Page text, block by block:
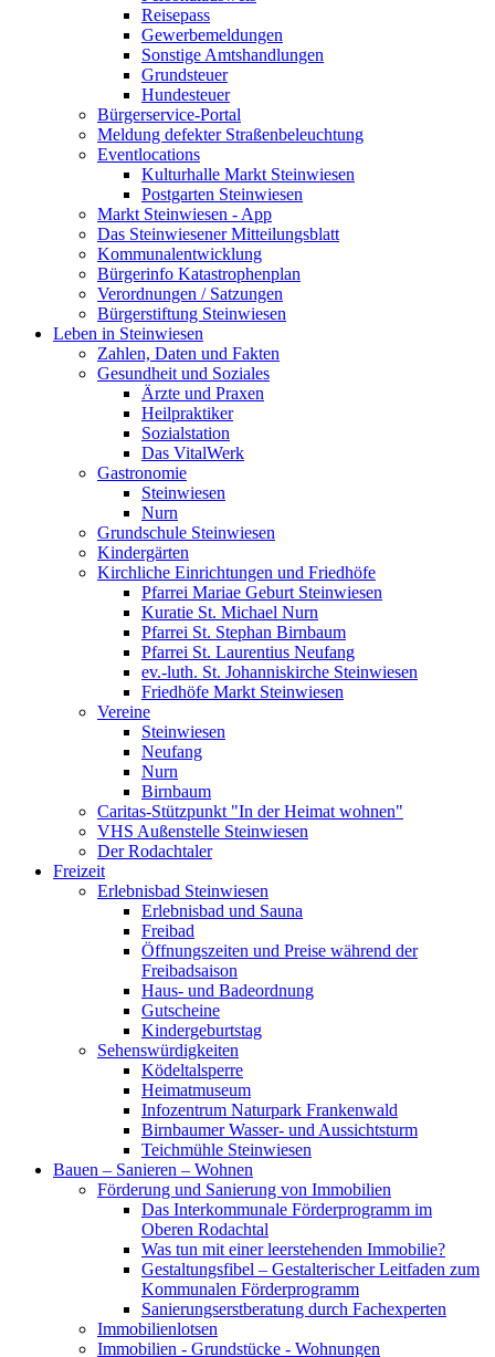
Reisepass
Gewerbemeldungen
Sonstige Amtshandlungen
Grundsteuer
Hundesteuer
Bürgerservice-Portal
Meldung defekter Straßenbeleuchtung
Eventlocations
Kulturhalle Markt Steinwiesen
Postgarten Steinwiesen
Markt Steinwiesen - App
Das Steinwiesener Mitteilungsblatt
Kommunalentwicklung
Bürgerinfo Katastrophenplan
Verordnungen / Satzungen
Bürgerstiftung Steinwiesen
Leben in Steinwiesen
Zahlen, Daten und Fakten
Gesundheit und Soziales
Ärzte und Praxen
Heilpraktiker
Sozialstation
Das VitalWerk
Gastronomie
Steinwiesen
Nurn
Grundschule Steinwiesen
Kindergärten
Kirchliche Einrichtungen und Friedhöfe
Pfarrei Mariae Geburt Steinwiesen
Kuratie St. Michael Nurn
Pfarrei St. Stephan Birnbaum
Pfarrei St. Laurentius Neufang
ev.-luth. St. Johanniskirche Steinwiesen
Friedhöfe Markt Steinwiesen
Vereine
Steinwiesen
Neufang
Nurn
Birnbaum
Caritas-Stützpunkt "In der Heimat wohnen"
VHS Außenstelle Steinwiesen
Der Rodachtaler
Freizeit
Erlebnisbad Steinwiesen
Erlebnisbad und Sauna
Freibad
Öffnungszeiten und Preise während der
Freibadsaison
Haus- und Badeordnung
Gutscheine
Kindergeburtstag
Sehenswürdigkeiten
Ködeltalsperre
Heimatmuseum
Infozentrum Naturpark Frankenwald
Birnbaumer Wasser- und Aussichtsturm
Teichmühle Steinwiesen
Bauen – Sanieren – Wohnen
Förderung und Sanierung von Immobilien
Das Interkommunale Förderprogramm im
Oberen Rodachtal
Was tun mit einer leerstehenden Immobilie?
Gestaltungsfibel – Gestalterischer Leitfaden zum
Kommunalen Förderprogramm
Sanierungserstberatung durch Fachexperten
Immobilienlotsen
Immobilien - Grundstücke - Wohnungen